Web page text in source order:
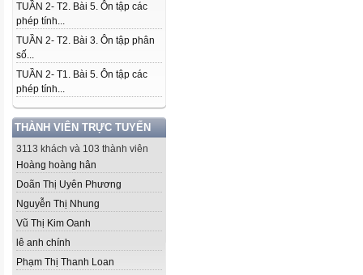
TUẦN 2- T2. Bài 5. Ôn tập các
phép tính...
TUẦN 2- T2. Bài 3. Ôn tập phân
số...
TUẦN 2- T1. Bài 5. Ôn tập các
phép tính...
THÀNH VIÊN TRỰC TUYẾN
3113 khách và 103 thành viên
Hoàng hoàng hân
Doãn Thị Uyên Phương
Nguyễn Thị Nhung
Vũ Thị Kim Oanh
lê anh chính
Phạm Thị Thanh Loan